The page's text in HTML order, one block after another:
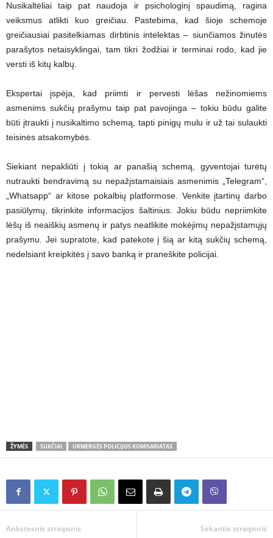
Nusikaltėliai taip pat naudoja ir psichologinį spaudimą, ragina
veiksmus atlikti kuo greičiau. Pastebima, kad šioje schemoje
greičiausiai pasitelkiamas dirbtinis intelektas – siunčiamos žinutės
parašytos netaisyklingai, tam tikri žodžiai ir terminai rodo, kad jie
versti iš kitų kalbų.
Ekspertai įspėja, kad priimti ir pervesti lėšas nežinomiems
asmenims sukčių prašymu taip pat pavojinga – tokiu būdu galite
būti įtraukti į nusikaltimo schemą, tapti pinigų mulu ir už tai sulaukti
teisinės atsakomybės.
Siekiant nepakliūti į tokią ar panašią schemą, gyventojai turėtų
nutraukti bendravimą su nepažįstamaisiais asmenimis „Telegram“,
„Whatsapp“ ar kitose pokalbių platformose. Venkite įtartinų darbo
pasiūlymų, tikrinkite informacijos šaltinius. Jokiu būdu nepriimkite
lėšų iš neaiškių asmenų ir patys neatlikite mokėjimų nepažįstamųjų
prašymu. Jei supratote, kad patekote į šią ar kitą sukčių schemą,
nedelsiant kreipkitės į savo banką ir praneškite policijai.
ŽYMĖS SUKČIAI UKMERGĖS POLICIJOS KOMISARIATAS
Ankstesnis straipsnis Sekantis straipsnis